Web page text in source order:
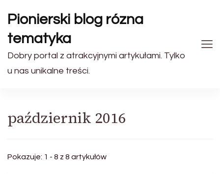
Pionierski blog rózna
tematyka
Dobry portal z atrakcyjnymi artykułami. Tylko
u nas unikalne treści.
październik 2016
Pokazuje: 1 - 8 z 8 artykułów